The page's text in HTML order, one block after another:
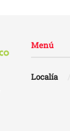
Menú
Localía